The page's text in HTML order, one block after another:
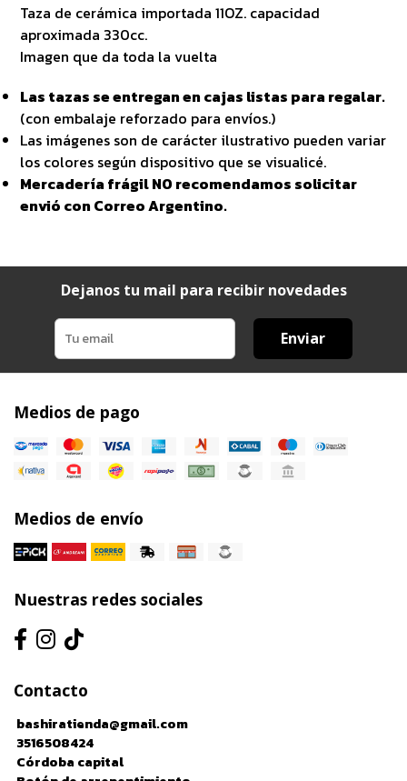
Taza de cerámica importada 11OZ. capacidad
aproximada 330cc.
Imagen que da toda la vuelta
Las tazas se entregan en cajas listas para regalar.
(con embalaje reforzado para envíos.)
Las imágenes son de carácter ilustrativo pueden variar
los colores según dispositivo que se visualicé.
Mercadería frágil NO recomendamos solicitar
envió con Correo Argentino.
Dejanos tu mail para recibir novedades
Enviar
Medios de pago
Medios de envío
Nuestras redes sociales
Contacto
bashiratienda@gmail.com
3516508424
Córdoba capital